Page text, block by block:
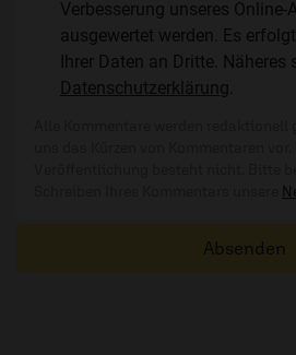
Verbesserung unseres Online-
ausgewertet werden. Es
Ihrer Daten an Dritte. Näheres
Datenschutzerklärung
Absenden